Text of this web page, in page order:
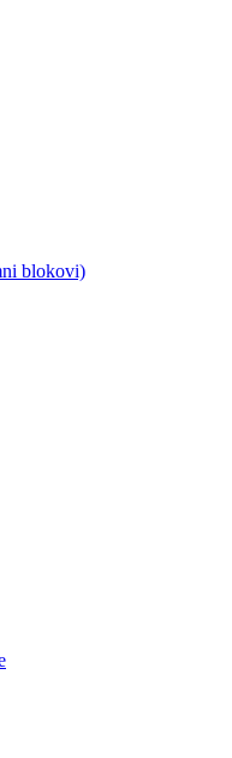
blokovi)